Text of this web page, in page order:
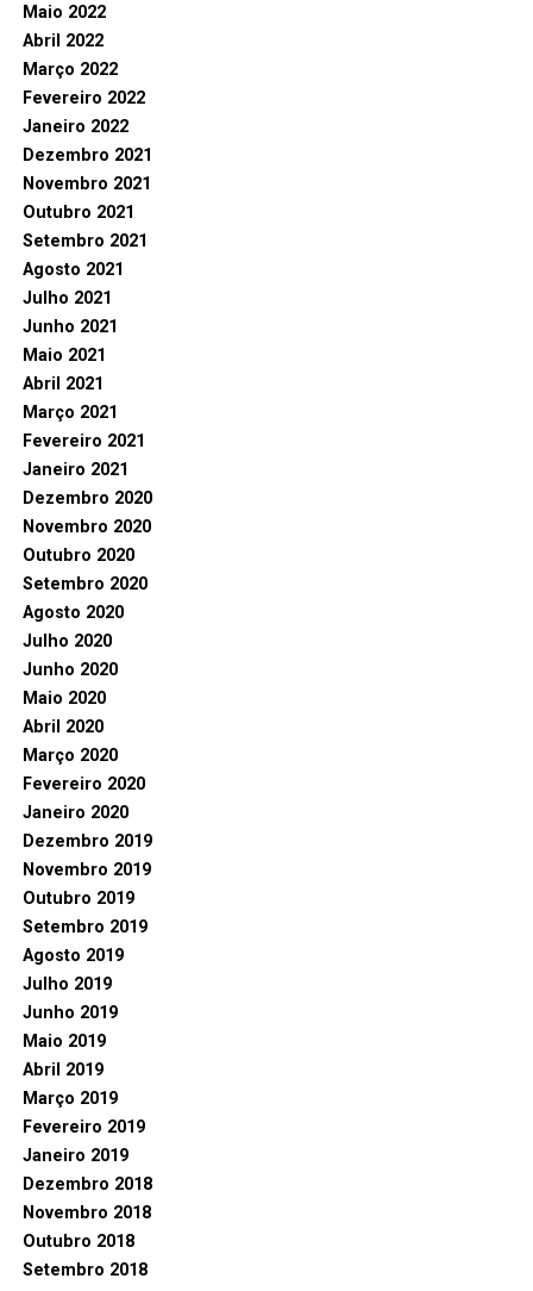
Maio 2022
Abril 2022
Março 2022
Fevereiro 2022
Janeiro 2022
Dezembro 2021
Novembro 2021
Outubro 2021
Setembro 2021
Agosto 2021
Julho 2021
Junho 2021
Maio 2021
Abril 2021
Março 2021
Fevereiro 2021
Janeiro 2021
Dezembro 2020
Novembro 2020
Outubro 2020
Setembro 2020
Agosto 2020
Julho 2020
Junho 2020
Maio 2020
Abril 2020
Março 2020
Fevereiro 2020
Janeiro 2020
Dezembro 2019
Novembro 2019
Outubro 2019
Setembro 2019
Agosto 2019
Julho 2019
Junho 2019
Maio 2019
Abril 2019
Março 2019
Fevereiro 2019
Janeiro 2019
Dezembro 2018
Novembro 2018
Outubro 2018
Setembro 2018